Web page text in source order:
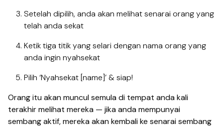
Setelah dipilih, anda akan melihat senarai orang yang
telah anda sekat
Ketik tiga titik yang selari dengan nama orang yang
anda ingin nyahsekat
Pilih ‘Nyahsekat [name]’ & siap!
Orang itu akan muncul semula di tempat anda kali
terakhir melihat mereka — jika anda mempunyai
sembang aktif, mereka akan kembali ke senarai sembang